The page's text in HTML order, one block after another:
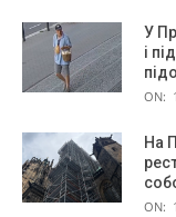
У
і
ON:
На
ON: